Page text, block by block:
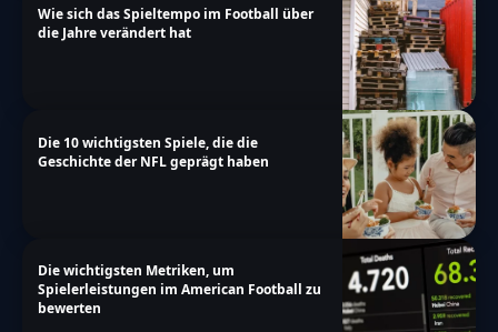
Wie sich das Spieltempo im Football über
die Jahre verändert hat
Die 10 wichtigsten Spiele, die die
Geschichte der NFL geprägt haben
Die wichtigsten Metriken, um
Spielerleistungen im American Football zu
bewerten